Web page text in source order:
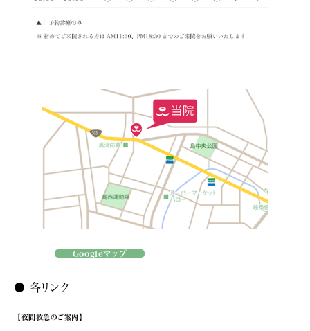
Googleマップ
● 各リンク
【夜間救急のご案内】